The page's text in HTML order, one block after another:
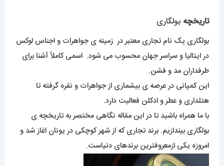
تاریخچه بولگاری
بولگاری یک نام تجاری معتبر در زمینه ی جواهرات و اجناس لوکس
در ایتالیا و سراسر جهان محسوب می شود. اسمی کاملاً آشنا برای
طرفداران مد و فشن.
این کمپانی در عرصه ی بیشماری از جواهرات و نقره گرفته تا
هتلداری و عطر و ادکلن فعالیت دارد.
با ما همراه باشید تا در این مقاله نگاهی مختصر به تاریخچه ی
بولگاری بیندازیم. برند تجاری که از شهر کوچکی در یونان اغاز شد و
امروزه یکی ازمعروفترین برندهای دنیاست.